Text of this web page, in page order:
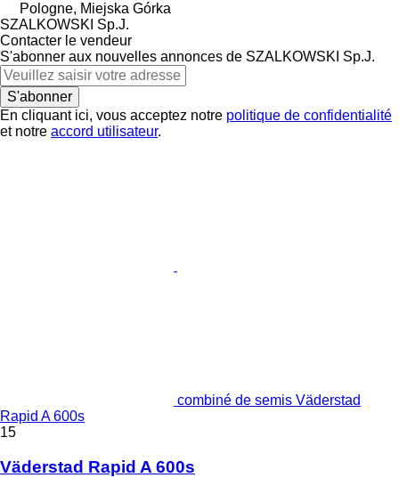
Pologne, Miejska Górka
SZALKOWSKI Sp.J.
Contacter le vendeur
S'abonner aux nouvelles annonces de SZALKOWSKI Sp.J.
S'abonner
En cliquant ici, vous acceptez notre politique de confidentialité
et notre accord utilisateur.
combiné de semis Väderstad
Rapid A 600s
15
Väderstad Rapid A 600s